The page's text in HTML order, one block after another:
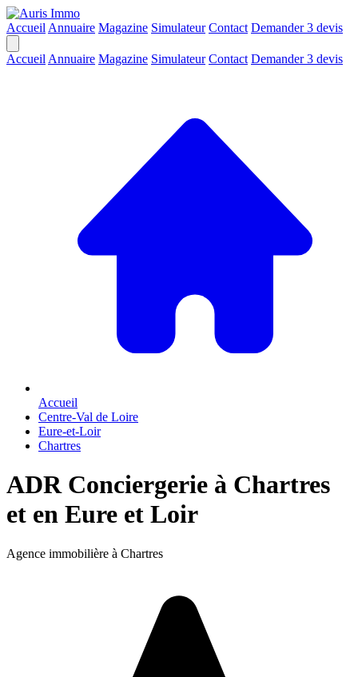
Accueil Annuaire Magazine Simulateur Contact Demander 3 devis
Accueil Annuaire Magazine Simulateur Contact Demander 3 devis
Accueil
Centre-Val de Loire
Eure-et-Loir
Chartres
ADR Conciergerie à Chartres
et en Eure et Loir
Agence immobilière à Chartres